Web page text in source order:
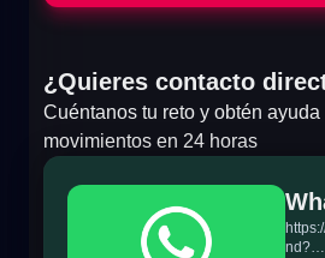
¿Quieres contacto
Cuéntanos tu reto y obtén
movimientos en 24 horas
nd?